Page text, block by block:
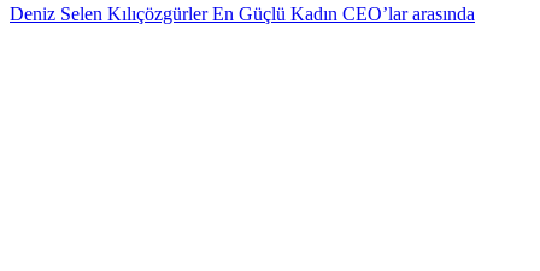
Deniz Selen Kılıçözgürler En Güçlü Kadın CEO’lar arasında